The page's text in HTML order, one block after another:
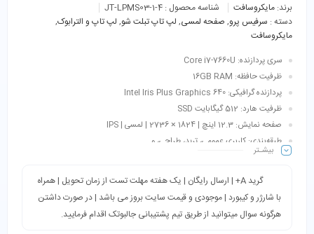
برند: مایکروسافت شناسه محصول : JT-LPMS03-1-4
دسته : سرفیس پرو, صفحه لمسی, لپ تاپ تبلت شو, لپ تاپ و الترابوک,
مایکروسافت
سری پردازنده: Core i7-7660U
ظرفیت حافظه: 16GB RAM
پردازنده گرافیکی: Intel Iris Plus Graphics 640
ظرفیت هارد: 512 گیگابایت SSD
صفحه نمایش: 12.3 اینچ | 1824 × 2736 | لمسی | IPS
طبقه‌بندی: کاربری عمومی، ترید، طراحی، و…
اقلام همراه: کیبورد + شارژر + کابل برق
بیشـتر
گرید A+ | ارسال رایگان | یک هفته مهلت تست از زمان تحویل | همراه
با شارژر و کیبورد | موجودی و قیمت سایت بروز می باشد | در صورت داشتن
هرگونه سوال میتوانید از طریق تیم پشتیبانی جالبوتک اقدام فرمایید.